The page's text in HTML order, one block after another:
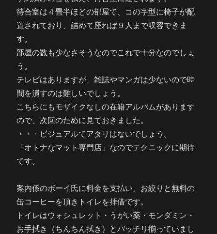
待合室は４畳半ほどの部屋で、コの字型に椅子が配
置されており、詰めて座れば９人まで収容できま
す。
部屋の数も少なさそうなのでこれで十分なのでしょ
う。
テレビはありますが、雑誌やマンガは少ないので時
間を潰すのは難しいでしょう。
こちらにもモザイクなしの在籍アルバムがあります
ので、次回のために見ておきました。
・・・ビジュアルでアタリはないでしょう。
「オトナなマット専門店」なのでテクニックに期待
です。
案内係のボーイ氏に料金を支払い、お絞りと無料の
缶コーヒーを頂きトイレを拝借です。
トイレはウォシュレット・うがい薬・モンダミン・
お手拭き（ちんちん拭き）とバッチリ揃っていまし